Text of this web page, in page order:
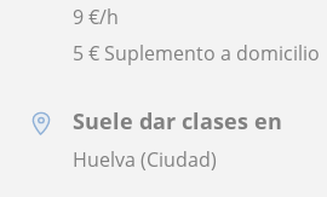
9€/h
5 € Suplemento a domicilio
Suele dar clases en
Huelva (Ciudad)